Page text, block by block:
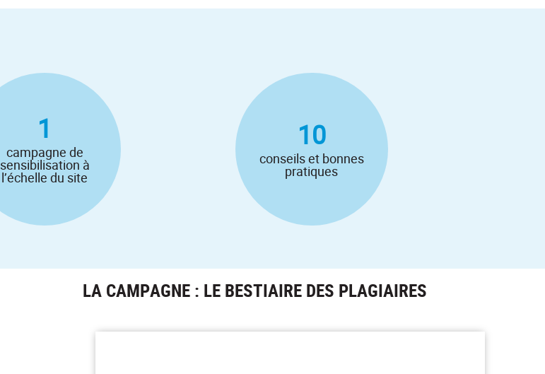
1
campagne de
sensibilisation à
l’échelle du site
10
conseils et bonnes
pratiques
LA CAMPAGNE : LE BESTIAIRE DES PLAGIAIRES